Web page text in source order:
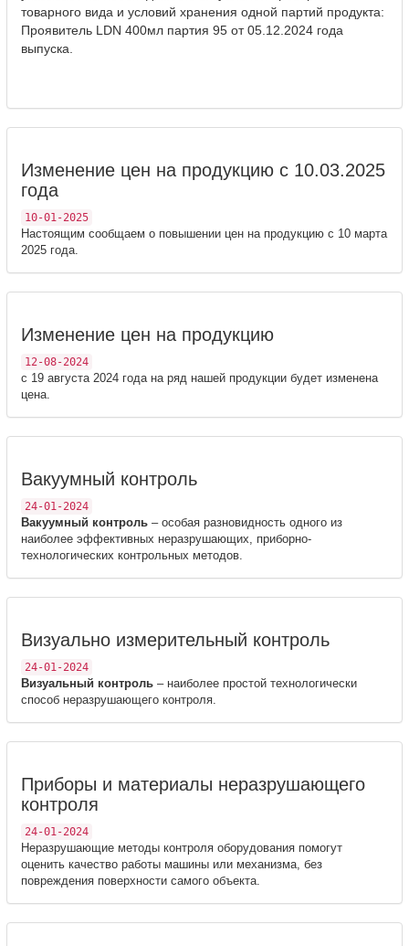
товарного вида и условий хранения одной партий продукта:
Проявитель LDN 400мл партия 95 от 05.12.2024 года
выпуска.
Изменение цен на продукцию с 10.03.2025
года
10-01-2025
Настоящим сообщаем о повышении цен на продукцию с 10 марта
2025 года.
Изменение цен на продукцию
12-08-2024
с 19 августа 2024 года на ряд нашей продукции будет изменена
цена.
Вакуумный контроль
24-01-2024
Вакуумный контроль – особая разновидность одного из
наиболее эффективных неразрушающих, приборно-
технологических контрольных методов.
Визуально измерительный контроль
24-01-2024
Визуальный контроль – наиболее простой технологически
способ неразрушающего контроля.
Приборы и материалы неразрушающего
контроля
24-01-2024
Неразрушающие методы контроля оборудования помогут
оценить качество работы машины или механизма, без
повреждения поверхности самого объекта.